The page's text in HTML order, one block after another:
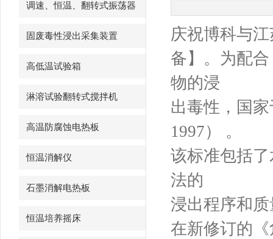
调速、恒温、翻转式振荡器
固废毒性浸出采集装置
高低温试验箱
淋溶试验翻转式搅拌机
高温防腐蚀电热板
恒温消解仪
石墨消解电热板
恒温培养摇床
庆祝博科与
备】。为配
物的浸
出毒性，国
1997） 。
该标准包括
法的
浸出程序和
在新修订的